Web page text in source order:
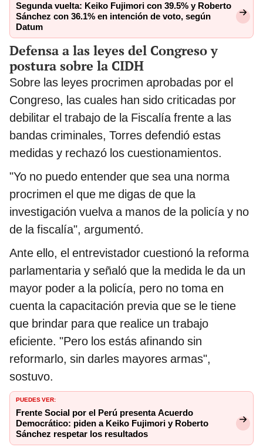
Segunda vuelta: Keiko Fujimori con 39.5% y Roberto
Sánchez con 36.1% en intención de voto, según
Datum
Defensa a las leyes del Congreso y
postura sobre la CIDH
Sobre las leyes procrimen aprobadas por el
Congreso, las cuales han sido criticadas por
debilitar el trabajo de la Fiscalía frente a las
bandas criminales, Torres defendió estas
medidas y rechazó los cuestionamientos.
"Yo no puedo entender que sea una norma
procrimen el que me digas de que la
investigación vuelva a manos de la policía y no
de la fiscalía", argumentó.
Ante ello, el entrevistador cuestionó la reforma
parlamentaria y señaló que la medida le da un
mayor poder a la policía, pero no toma en
cuenta la capacitación previa que se le tiene
que brindar para que realice un trabajo
eficiente. "Pero los estás afinando sin
reformarlo, sin darles mayores armas",
sostuvo.
PUEDES VER:
Frente Social por el Perú presenta Acuerdo
Democrático: piden a Keiko Fujimori y Roberto
Sánchez respetar los resultados